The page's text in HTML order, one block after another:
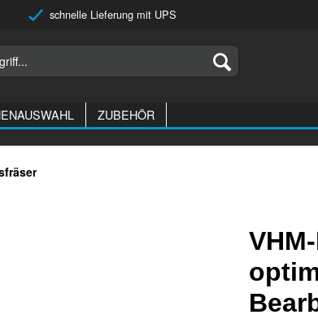
schnelle Lieferung mit UPS
ZUBEHÖR